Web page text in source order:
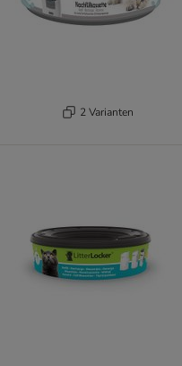
2 Varianten